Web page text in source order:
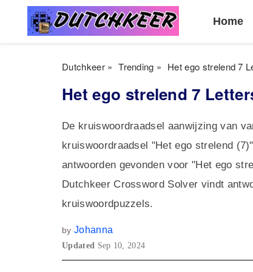
Home
Dutchkeer» Trending » Het ego strelend 7
Het ego strelend 7
De kruiswoordraadsel aanwijzing van
kruiswoordraadsel "Het ego strelend
antwoorden gevonden voor "Het ego
Dutchkeer Crossword Solver vindt
kruiswoordpuzzels.
by Johanna
Updated Sep 10, 2024